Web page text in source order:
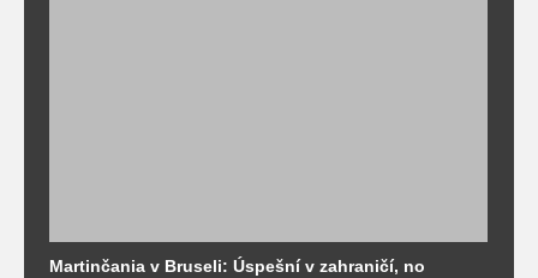
Martinčania v Bruseli: Úspešní v zahraničí, no